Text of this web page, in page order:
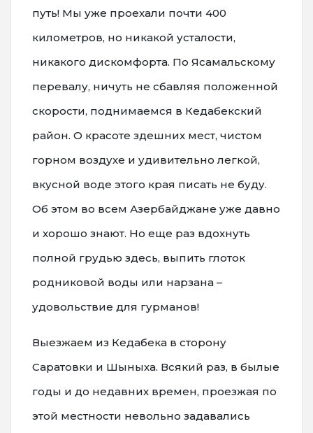
путь! Мы уже проехали почти 400
километров, но никакой усталости,
никакого дискомфорта. По Ясамальскому
перевалу, ничуть не сбавляя положенной
скорости, поднимаемся в Кедабекский
район. О красоте здешних мест, чистом
горном воздухе и удивительно легкой,
вкусной воде этого края писать не буду.
Об этом во всем Азербайджане уже давно
и хорошо знают. Но еще раз вдохнуть
полной грудью здесь, выпить глоток
родниковой воды или нарзана –
удовольствие для гурманов!
Выезжаем из Кедабека в сторону
Саратовки и Шыныха. Всякий раз, в былые
годы и до недавних времен, проезжая по
этой местности невольно задавались